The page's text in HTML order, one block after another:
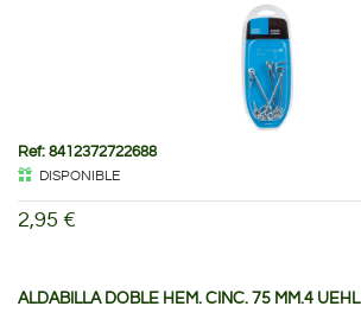
Ref: 8412372722688
DISPONIBLE
2,95 €
ALDABILLA DOBLE HEM. CINC. 75 MM.4 UEHL